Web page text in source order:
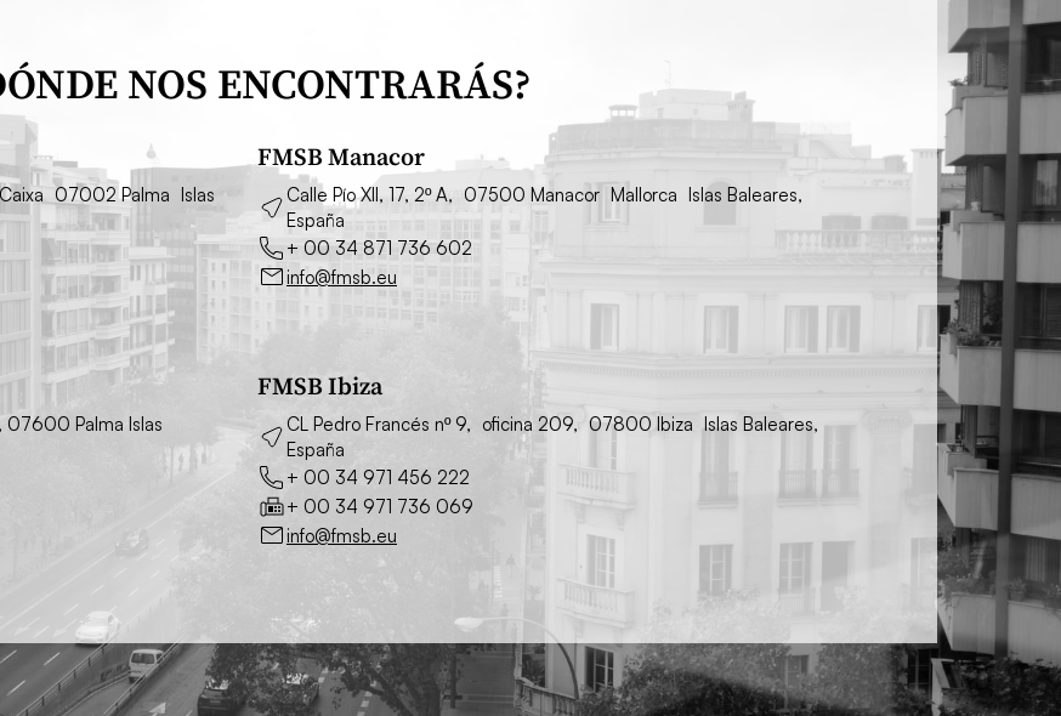
NOS ENCONTRARÁS?
Caixa 07002 Palma Islas
FMSB Manacor
Calle Pío XII, 17, 2º A, 07500 Manacor Mallorca Islas Baleares,
España
+ 00 34 871 736 602
info@fmsb.eu
07600 Palma Islas
FMSB Ibiza
CL Pedro Francés nº 9, oficina 209, 07800 Ibiza Islas Baleares,
España
+ 00 34 971 456 222
+ 00 34 971 736 069
info@fmsb.eu